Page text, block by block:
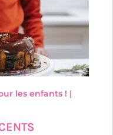
les enfants ! |